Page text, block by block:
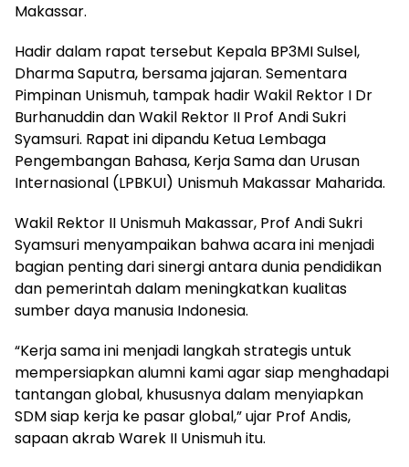
Makassar.
Hadir dalam rapat tersebut Kepala BP3MI Sulsel,
Dharma Saputra, bersama jajaran. Sementara
Pimpinan Unismuh, tampak hadir Wakil Rektor I Dr
Burhanuddin dan Wakil Rektor II Prof Andi Sukri
Syamsuri. Rapat ini dipandu Ketua Lembaga
Pengembangan Bahasa, Kerja Sama dan Urusan
Internasional (LPBKUI) Unismuh Makassar Maharida.
Wakil Rektor II Unismuh Makassar, Prof Andi Sukri
Syamsuri menyampaikan bahwa acara ini menjadi
bagian penting dari sinergi antara dunia pendidikan
dan pemerintah dalam meningkatkan kualitas
sumber daya manusia Indonesia.
“Kerja sama ini menjadi langkah strategis untuk
mempersiapkan alumni kami agar siap menghadapi
tantangan global, khususnya dalam menyiapkan
SDM siap kerja ke pasar global,” ujar Prof Andis,
sapaan akrab Warek II Unismuh itu.